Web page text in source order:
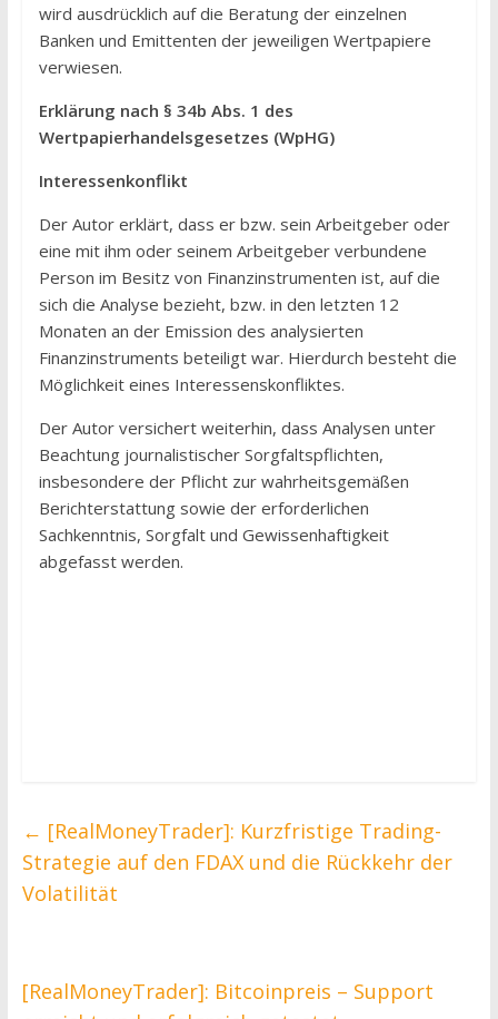
wird ausdrücklich auf die Beratung der einzelnen
Banken und Emittenten der jeweiligen Wertpapiere
verwiesen.
Erklärung nach § 34b Abs. 1 des
Wertpapierhandelsgesetzes (WpHG)
Interessenkonflikt
Der Autor erklärt, dass er bzw. sein Arbeitgeber oder
eine mit ihm oder seinem Arbeitgeber verbundene
Person im Besitz von Finanzinstrumenten ist, auf die
sich die Analyse bezieht, bzw. in den letzten 12
Monaten an der Emission des analysierten
Finanzinstruments beteiligt war. Hierdurch besteht die
Möglichkeit eines Interessenskonfliktes.
Der Autor versichert weiterhin, dass Analysen unter
Beachtung journalistischer Sorgfaltspflichten,
insbesondere der Pflicht zur wahrheitsgemäßen
Berichterstattung sowie der erforderlichen
Sachkenntnis, Sorgfalt und Gewissenhaftigkeit
abgefasst werden.
← [RealMoneyTrader]: Kurzfristige Trading-
Strategie auf den FDAX und die Rückkehr der
Volatilität
[RealMoneyTrader]: Bitcoinpreis – Support